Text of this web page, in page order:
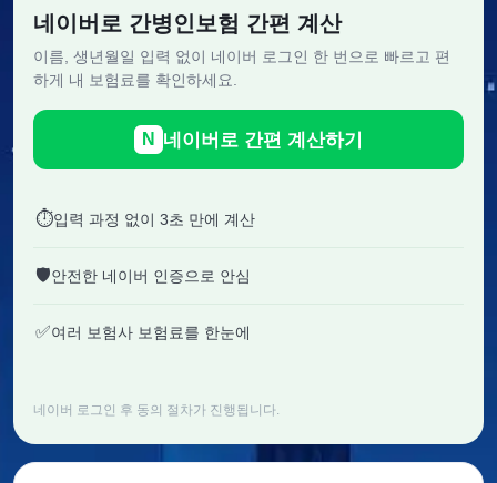
네이버로 간병인보험 간편 계산
이름, 생년월일 입력 없이 네이버 로그인 한 번으로 빠르고 편
하게 내 보험료를 확인하세요.
N 네이버로 간편 계산하기
⏱입력 과정 없이 3초 만에 계산
🛡안전한 네이버 인증으로 안심
✅여러 보험사 보험료를 한눈에
네이버 로그인 후 동의 절차가 진행됩니다.